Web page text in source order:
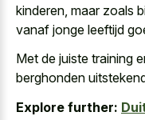
kinderen, maar zoals
vanaf jonge leeftijd
Met de juiste training
berghonden
Explore further: